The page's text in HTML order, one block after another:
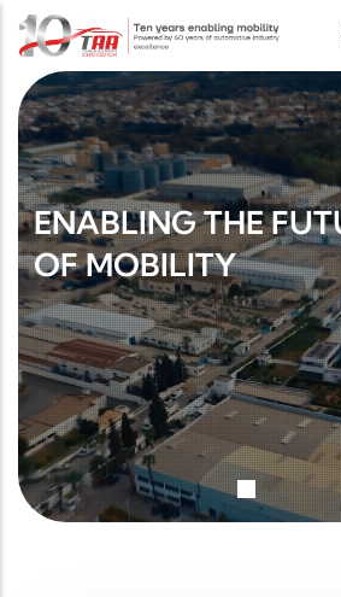
Aller au contenu principal
ENABLING THE
OF MOBILITY